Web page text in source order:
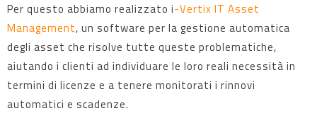
Per questo abbiamo realizzato i-Vertix IT Asset
Management, un software per la gestione automatica
degli asset che risolve tutte queste problematiche,
aiutando i clienti ad individuare le loro reali necessità in
termini di licenze e a tenere monitorati i rinnovi
automatici e scadenze.